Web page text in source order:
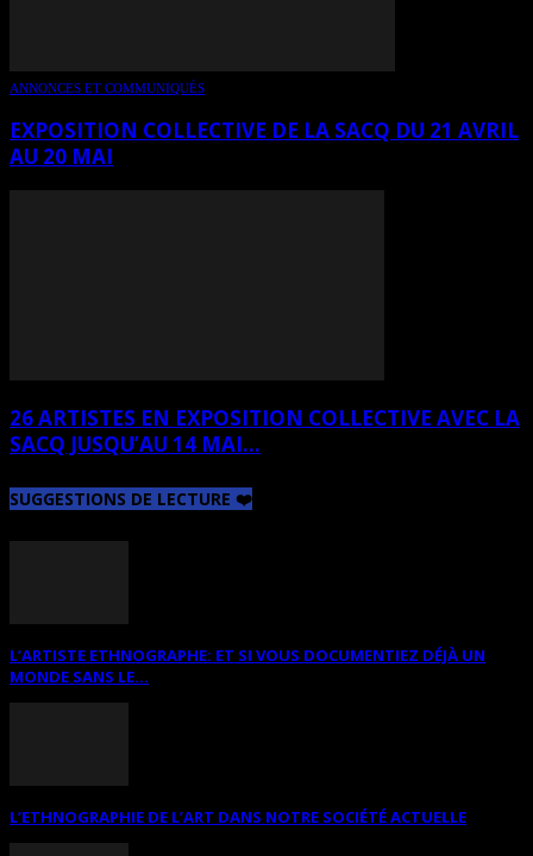
ANNONCES ET COMMUNIQUÉS
EXPOSITION COLLECTIVE DE LA SACQ DU 21 AVRIL
AU 20 MAI
26 ARTISTES EN EXPOSITION COLLECTIVE AVEC LA
SACQ JUSQU’AU 14 MAI...
SUGGESTIONS DE LECTURE ❤️
L’ARTISTE ETHNOGRAPHE: ET SI VOUS DOCUMENTIEZ DÉJÀ UN
MONDE SANS LE...
L’ETHNOGRAPHIE DE L’ART DANS NOTRE SOCIÉTÉ ACTUELLE